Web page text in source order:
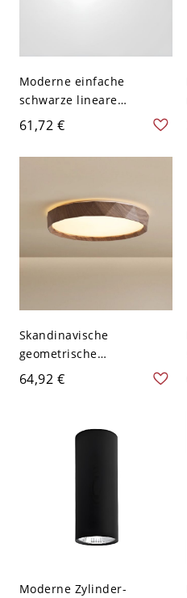
Moderne einfache
schwarze lineare
Deckenleuchte Aluminium
Acryl Lampe Wohnzimmer
Deckenbeleuchtung
61,72 €
Skandinavische
geometrische
Deckenleuchte,
Metallleuchte in Holzoptik
120V 30,48 cm Dunkle
64,92 €
Moderne Zylinder-